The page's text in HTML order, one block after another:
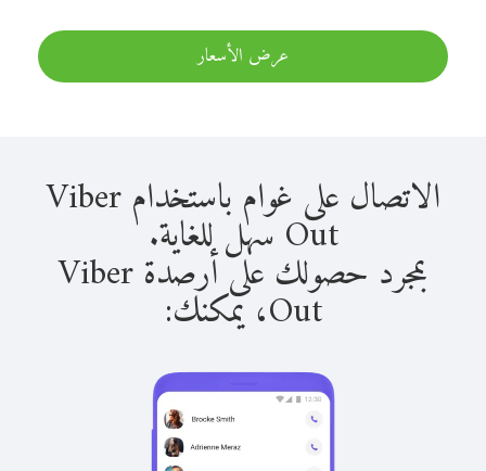
عرض الأسعار
الاتصال على غوام باستخدام Viber
Out سهل للغاية.
بمجرد حصولك على أرصدة Viber
Out، يمكنك: